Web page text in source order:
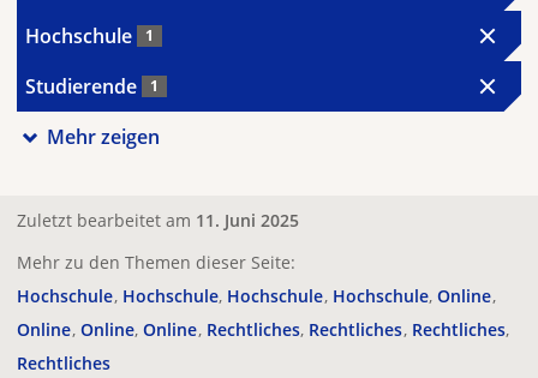
Hochschule 1
Studierende 1
Mehr zeigen
Zuletzt bearbeitet am 11. Juni 2025
Mehr zu den Themen dieser Seite:
Hochschule Hochschule Hochschule Hochschule Online
Online Online Online Rechtliches Rechtliches Rechtliches
Rechtliches